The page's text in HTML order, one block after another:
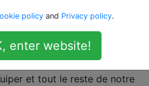
effervescence avec les
de la neuvième planète
système solaire. Avec ces
ceinture d'astéroïdes, la
et tout le reste de notre
policy and Privacy policy.
enter website!